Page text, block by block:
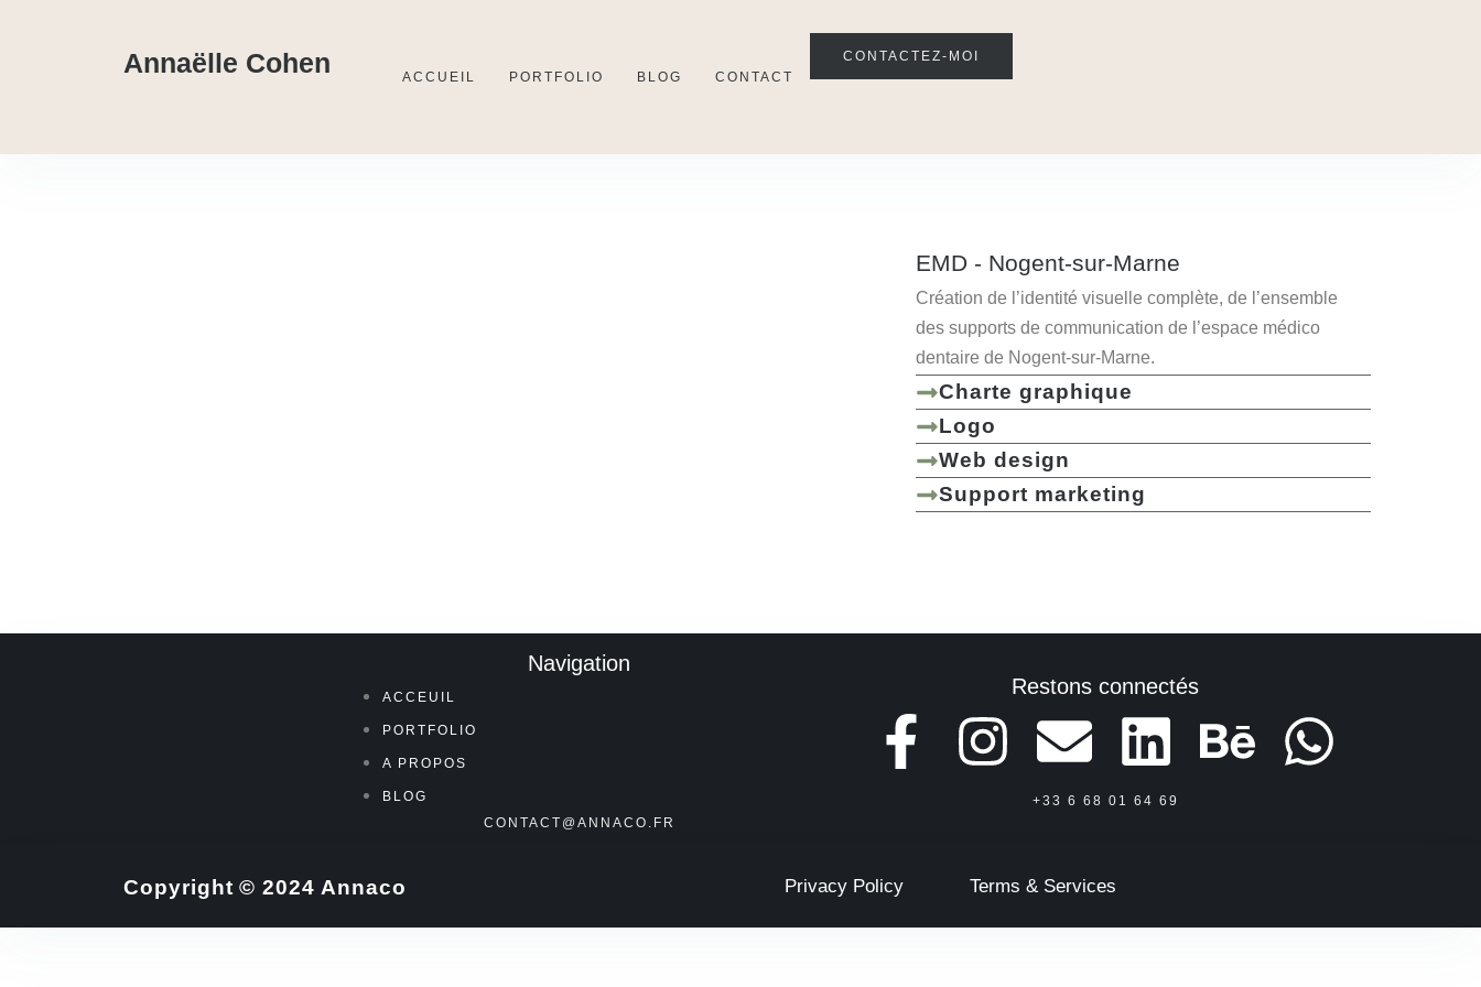
Annaëlle Cohen ACCUEIL PORTFOLIO BLOG CONTACT
CONTACTEZ-MOI
EMD - Nogent-sur-Marne
Création de l’identité visuelle complète, de l’ensemble
des supports de communication de l’espace médico
dentaire de Nogent-sur-Marne.
Charte graphique
Logo
Web design
Support marketing
Navigation
ACCEUIL
PORTFOLIO
A PROPOS
BLOG
CONTACT@ANNACO.FR
Restons connectés
+33 6 68 01 64 69
Copyright © 2024 Annaco Privacy Policy Terms & Services